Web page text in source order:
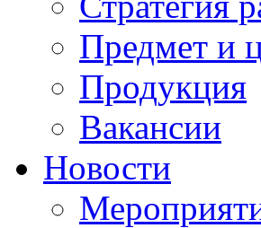
Предмет и
Продукция
Вакансии
Новости